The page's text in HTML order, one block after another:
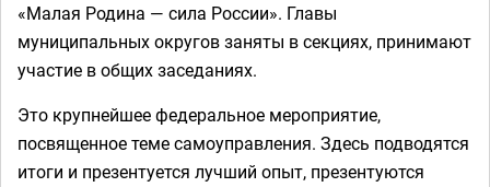
«Малая Родина — сила России». Главы
муниципальных округов заняты в секциях, принимают
участие в общих заседаниях.
Это крупнейшее федеральное мероприятие,
посвященное теме самоуправления. Здесь подводятся
итоги и презентуется лучший опыт, презентуются